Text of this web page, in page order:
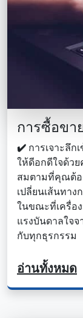
การซื้อขา
✔️ การเจาะลึ
ให้ดีอกดีใจด้ว
สมตามที่คุณต้อ
เปลี่ยนเส้นทา
ในขณะที่เครื่อ
แรงบันดาลใจ
กับทุกธุรกรรม
อ่านทั้งหมด